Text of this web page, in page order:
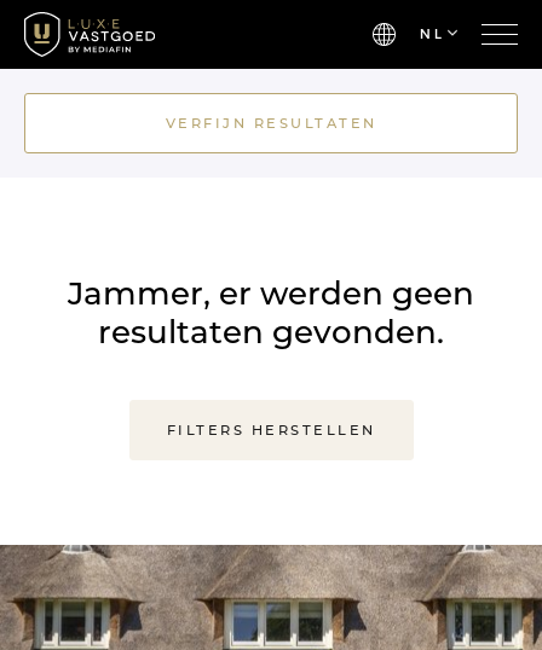
NL
VERFIJN RESULTATEN
Jammer, er werden geen
resultaten gevonden.
FILTERS HERSTELLEN